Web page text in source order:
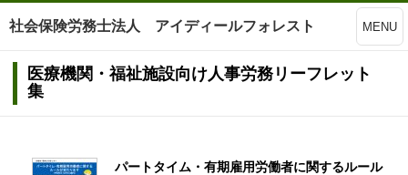
社会保険労務士法人 アイディールフォレスト MENU
医療機関・福祉施設向け人事労務リーフレット
集
パートタイム・有期雇用労働者に関するルール